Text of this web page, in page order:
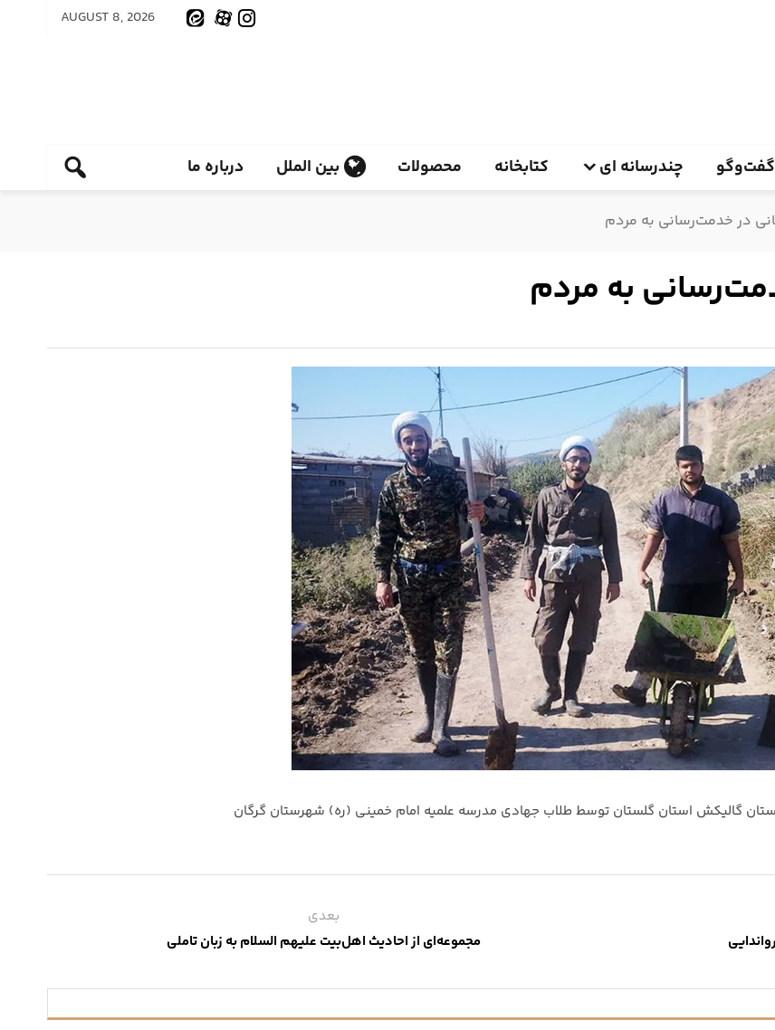
AUGUST 8, 2026
گفت‌وگو چندرسانه ای کتابخانه محصولات بین الملل درباره ما
در خدمت‌رسانی به مردم
به مردم
گالیکش استان گلستان توسط طلاب جهادی مدرسه علمیه امام خمینی (ره) شهرستان گرگان
بعدی
مجموعه‌ای از احادیث اهل‌بیت علیهم السلام به زبان تاملی